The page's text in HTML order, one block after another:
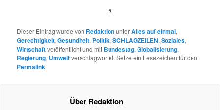
?
Dieser Eintrag wurde von RedaktionunterAlles auf einmal,
Gerechtigkeit,Gesundheit, Politik,SCHLAGZEILEN,Soziales,
Wirtschaftveröffentlicht und mit Bundestag,Globalisierung,
Regierung, Umweltverschlagwortet. Setze ein Lesezeichen für den
Permalink.
Über Redaktion